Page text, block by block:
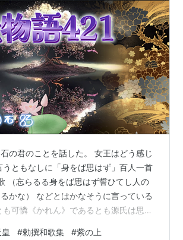
の君のことを話した。 女王はどう感じ
うともなしに「身をば思はず」百人一首
（忘らるる身をば思はず誓ひてし人の
かな） などとはかなそうに言っている
可憐《かれん》であるとも源氏は思っ
#勅撰和歌集 #紫の上